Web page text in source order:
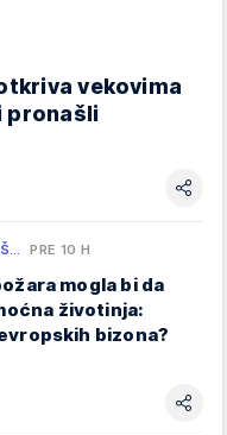
vekovima
pronašli
PRE 10 H
mogla bi da
životinja:
bizona?